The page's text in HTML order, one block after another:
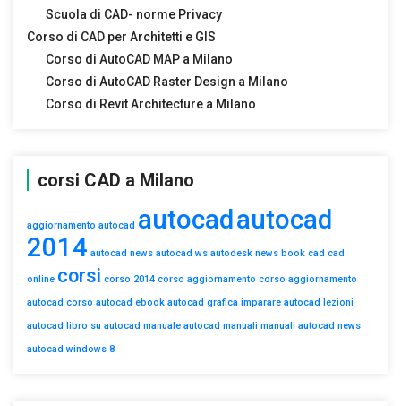
Scuola di CAD- norme Privacy
Corso di CAD per Architetti e GIS
Corso di AutoCAD MAP a Milano
Corso di AutoCAD Raster Design a Milano
Corso di Revit Architecture a Milano
corsi CAD a Milano
aggiornamento autocad autocad autocad
2014 autocad news autocad ws autodesk news book cad cad
online corsi corso 2014 corso aggiornamento corso aggiornamento
autocad corso autocad ebook autocad grafica imparare autocad lezioni
autocad libro su autocad manuale autocad manuali manuali autocad news
autocad windows 8